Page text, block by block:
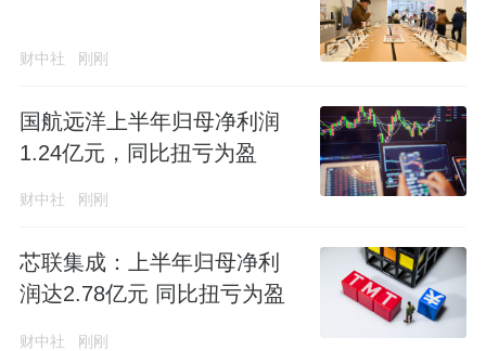
财中社 刚刚
国航远洋上半年归母净利润
1.24亿元，同比扭亏为盈
财中社 刚刚
芯联集成：上半年归母净利
润达2.78亿元 同比扭亏为盈
财中社 刚刚